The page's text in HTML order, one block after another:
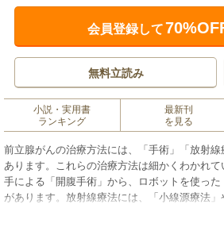
会員登録して
無料立読み
小説・実用書
ランキング
最新刊
を見る
前立腺がんの治療方法には、「手術」「放射
あります。これらの治療方法は細かくわかれ
手による「開腹手術」から、ロボットを使っ
があります。放射線療法には、「小線源療法
ます。飲み薬と注射剤などを併用する「ホル